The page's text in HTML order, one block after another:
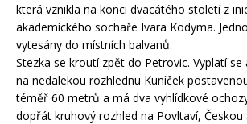
která vznikla na konci dvacátého století z
akademického sochaře Ivara Kodyma.
vytesány do místních balvanů.
Stezka se kroutí zpět do Petrovic. Vyplatí
na nedalekou rozhlednu Kuníček
téměř 60 metrů a má dva vyhlídkové
dopřát kruhový rozhled na Povltaví, Českou